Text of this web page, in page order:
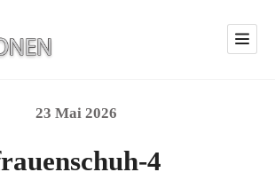
23 Mai 2026
4